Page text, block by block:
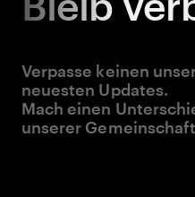
Verpasse keinen
neuesten Updates.
Mach einen
unserer